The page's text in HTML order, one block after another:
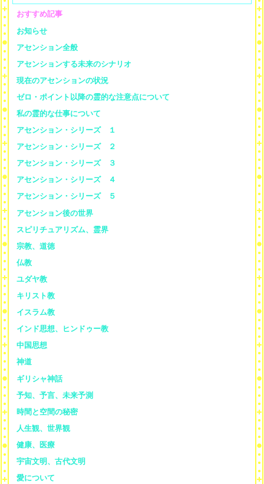
おすすめ記事
お知らせ
アセンション全般
アセンションする未来のシナリオ
現在のアセンションの状況
ゼロ・ポイント以降の霊的な注意点について
私の霊的な仕事について
アセンション・シリーズ １
アセンション・シリーズ ２
アセンション・シリーズ ３
アセンション・シリーズ ４
アセンション・シリーズ ５
アセンション後の世界
スピリチュアリズム、霊界
宗教、道徳
仏教
ユダヤ教
キリスト教
イスラム教
インド思想、ヒンドゥー教
中国思想
神道
ギリシャ神話
予知、予言、未来予測
時間と空間の秘密
人生観、世界観
健康、医療
宇宙文明、古代文明
愛について